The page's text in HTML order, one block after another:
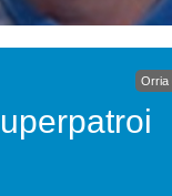
Orria